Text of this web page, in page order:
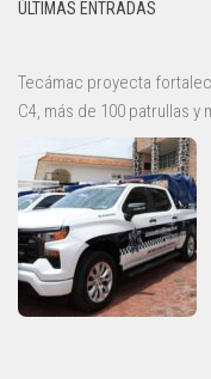
ÚLTIMAS ENTRADAS
Tecámac proyecta
C4, más de 100 patrullas y